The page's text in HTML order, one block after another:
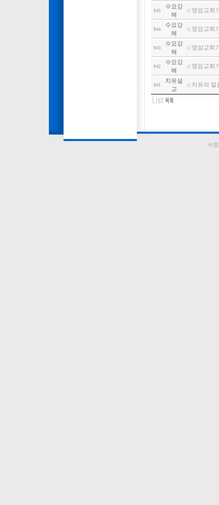
945
수요강
해
영암교회
944
수요강
해
영암교회
943
수요강
해
영암교회
942
수요강
해
영암교회
941
치유설
교
치유의 말
서